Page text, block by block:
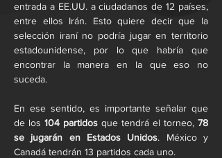
entrada a EE.UU. a ciudadanos de 12 países,
entre ellos Irán. Esto quiere decir que la
selección iraní no podría jugar en territorio
estadounidense, por lo que habría que
encontrar la manera en la que eso no
suceda.
En ese sentido, es importante señalar que
de los 104 partidos que tendrá el torneo, 78
se jugarán en Estados Unidos. México y
Canadá tendrán 13 partidos cada uno.